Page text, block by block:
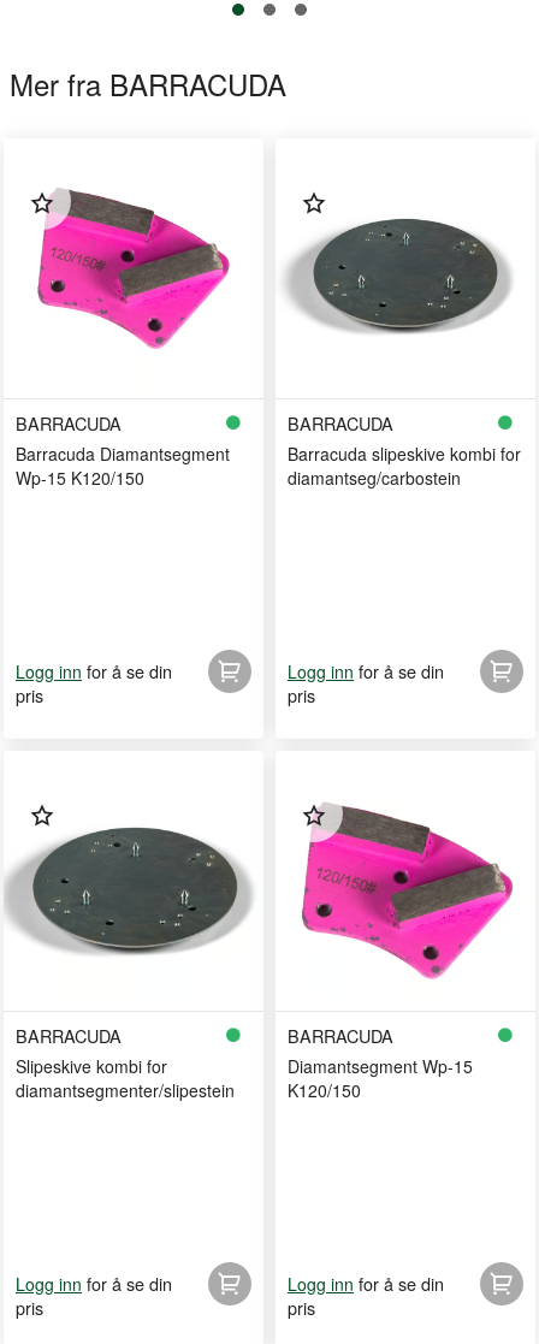
Mer fra BARRACUDA
BARRACUDA
Barracuda Diamantsegment
Wp-15 K120/150
Logg inn for å se din
pris
BARRACUDA
Barracuda slipeskive kombi for
diamantseg/carbostein
Logg inn for å se din
pris
BARRACUDA
Slipeskive kombi for
diamantsegmenter/slipestein
Logg inn for å se din
pris
BARRACUDA
Diamantsegment Wp-15
K120/150
Logg inn for å se din
pris